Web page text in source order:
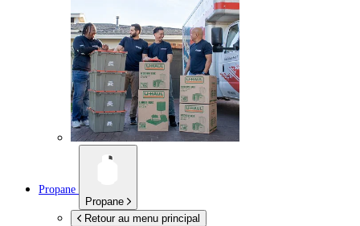
Propane
Propane
Retour au menu principal